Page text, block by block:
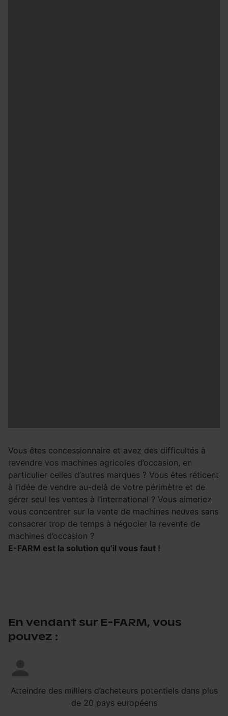
Vous êtes concessionnaire et avez des difficultés à
revendre vos machines agricoles d’occasion, en
particulier celles d’autres marques ? Vous êtes réticent
à l’idée de vendre au-delà de votre périmètre et de
gérer seul les ventes à l’international ? Vous aimeriez
vous concentrer sur la vente de machines neuves sans
consacrer trop de temps à négocier la revente de
machines d’occasion ?
E-FARM est la solution qu’il vous faut !
En vendant sur E-FARM, vous
pouvez :
Atteindre des milliers d’acheteurs potentiels dans plus
de 20 pays européens